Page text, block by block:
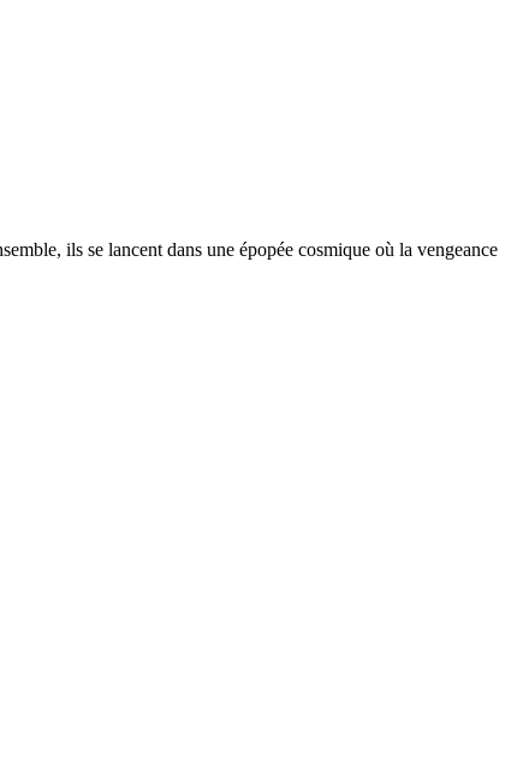
ils se lancent dans une épopée cosmique où la vengeance